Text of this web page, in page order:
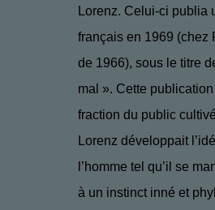
Lorenz. Celui-ci publia
français en 1969 (chez
de 1966), sous le titre
mal ». Cette
fraction du public
Lorenz développait
l’homme tel qu’il se
à un instinct inné et